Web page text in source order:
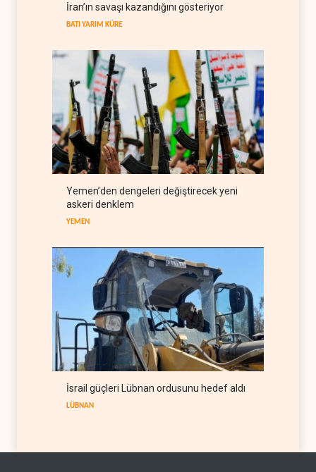
müzakere mesajlarıyla alay
Trump: İran savaşı yakında
bitebilir, ABD silah stokları
zorlanıyor
BATI YARIM KÜRE 07 Ağustos 2026
İsrail ordusunda helikopter
krizi
İSRAİL 07 Ağustos 2026
yerine askeri üs projesi
İran’ın savaşı kazandığını gösteriyor
BATI YARIM KÜRE
Yemen’den dengeleri değiştirecek yeni
askeri denklem
YEMEN
İsrail güçleri Lübnan ordusunu hedef aldı
LÜBNAN